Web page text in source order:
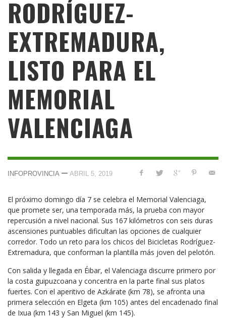
RODRÍGUEZ-
EXTREMADURA,
LISTO PARA EL
MEMORIAL
VALENCIAGA
INFOPROVINCIA — ABRIL 5, 2019
El próximo domingo día 7 se celebra el Memorial Valenciaga,
que promete ser, una temporada más, la prueba con mayor
repercusión a nivel nacional. Sus 167 kilómetros con seis duras
ascensiones puntuables dificultan las opciones de cualquier
corredor. Todo un reto para los chicos del Bicicletas Rodríguez-
Extremadura, que conforman la plantilla más joven del pelotón.
Con salida y llegada en Éibar, el Valenciaga discurre primero por
la costa guipuzcoana y concentra en la parte final sus platos
fuertes. Con el aperitivo de Azkárate (km 78), se afronta una
primera selección en Elgeta (km 105) antes del encadenado final
de Ixua (km 143 y San Miguel (km 145).